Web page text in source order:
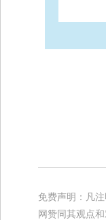
免费声明：凡
网赞同其观点和